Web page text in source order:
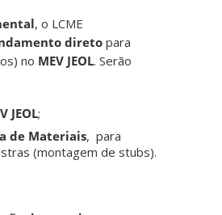
, o LCME
diretopara
no MEV JEOL. Serão
JEOL;
de Materiais, para
(montagem de stubs).